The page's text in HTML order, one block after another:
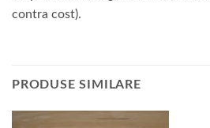
contra cost).
PRODUSE SIMILARE